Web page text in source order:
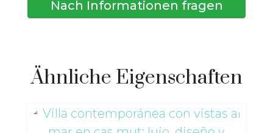
Nach Informationen fragen
Ähnliche Eigenschaften